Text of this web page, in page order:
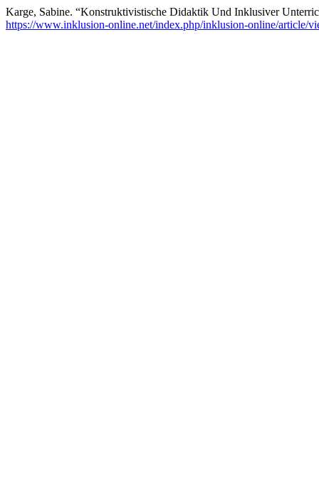
Karge, Sabine. “Konstruktivistische Didaktik Und Inklusiver
https://www.inklusion-online.net/index.php/inklusion-online/article/